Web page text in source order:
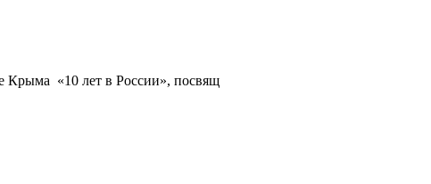
Крыма «10 лет в России», посвящ